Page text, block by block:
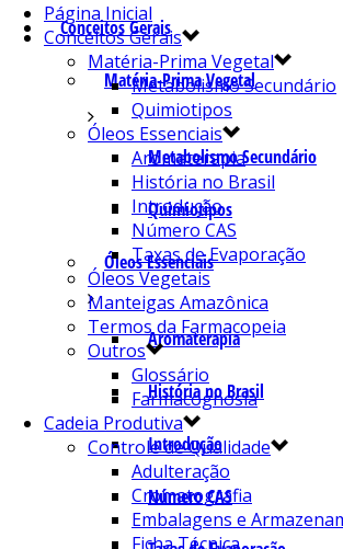
Conceitos Gerais
Matéria-Prima Vegetal
Metabolismo Secundário
Quimiotipos
Óleos Essenciais
Aromaterapia
História no Brasil
Introdução
Número CAS
Página Inicial
Conceitos Gerais
Matéria-Prima Vegetal
Metabolismo Secundário
Quimiotipos
Óleos Essenciais
Aromaterapia
História no Brasil
Introdução
Número CAS
Taxas de Evaporação
Óleos Vegetais
Manteigas Amazônica
Termos da Farmacopeia
Outros
Glossário
Farmacognosia
Cadeia Produtiva
Controle de Qualidade
Adulteração
Cromatografia
Embalagens e
Ficha Técnica